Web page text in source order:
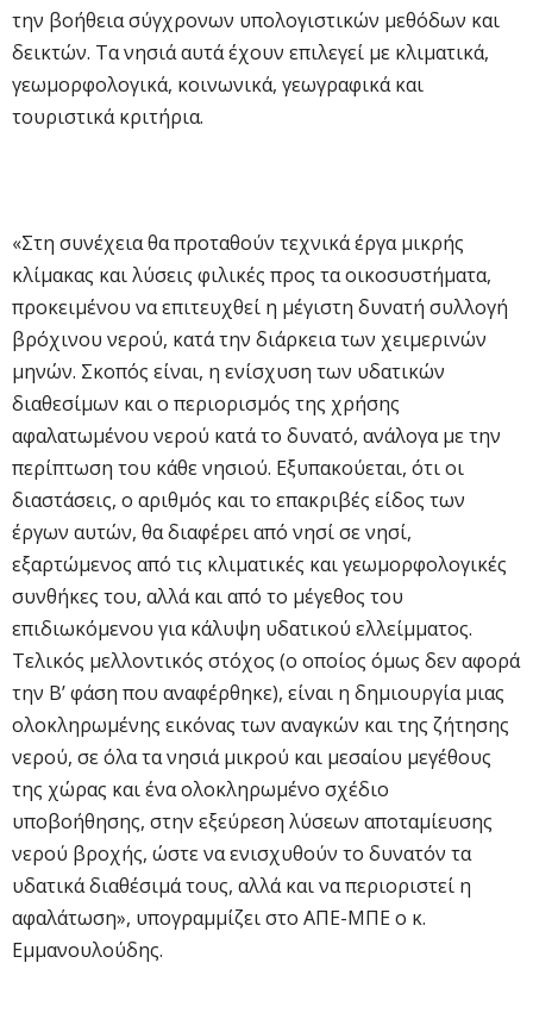
την βοήθεια σύγχρονων υπολογιστικών μεθόδων και
δεικτών. Τα νησιά αυτά έχουν επιλεγεί με κλιματικά,
γεωμορφολογικά, κοινωνικά, γεωγραφικά και
τουριστικά κριτήρια.
«Στη συνέχεια θα προταθούν τεχνικά έργα μικρής
κλίμακας και λύσεις φιλικές προς τα οικοσυστήματα,
προκειμένου να επιτευχθεί η μέγιστη δυνατή συλλογή
βρόχινου νερού, κατά την διάρκεια των χειμερινών
μηνών. Σκοπός είναι, η ενίσχυση των υδατικών
διαθεσίμων και ο περιορισμός της χρήσης
αφαλατωμένου νερού κατά το δυνατό, ανάλογα με την
περίπτωση του κάθε νησιού. Εξυπακούεται, ότι οι
διαστάσεις, ο αριθμός και το επακριβές είδος των
έργων αυτών, θα διαφέρει από νησί σε νησί,
εξαρτώμενος από τις κλιματικές και γεωμορφολογικές
συνθήκες του, αλλά και από το μέγεθος του
επιδιωκόμενου για κάλυψη υδατικού ελλείμματος.
Τελικός μελλοντικός στόχος (ο οποίος όμως δεν αφορά
την Β’ φάση που αναφέρθηκε), είναι η δημιουργία μιας
ολοκληρωμένης εικόνας των αναγκών και της ζήτησης
νερού, σε όλα τα νησιά μικρού και μεσαίου μεγέθους
της χώρας και ένα ολοκληρωμένο σχέδιο
υποβοήθησης, στην εξεύρεση λύσεων αποταμίευσης
νερού βροχής, ώστε να ενισχυθούν το δυνατόν τα
υδατικά διαθέσιμά τους, αλλά και να περιοριστεί η
αφαλάτωση», υπογραμμίζει στο ΑΠΕ-ΜΠΕ ο κ.
Εμμανουλούδης.